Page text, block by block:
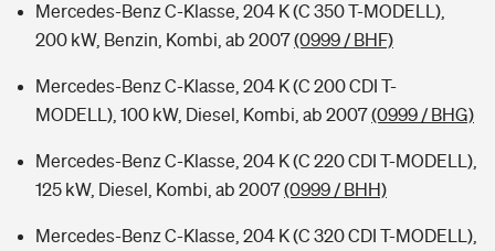
Mercedes-Benz C-Klasse, 204 K (C 350 T-MODELL),
200 kW, Benzin, Kombi, ab 2007(0999 / BHF)
Mercedes-Benz C-Klasse, 204 K (C 200 CDI T-
MODELL), 100 kW, Diesel, Kombi, ab 2007(0999 / BHG)
Mercedes-Benz C-Klasse, 204 K (C 220 CDI T-MODELL),
125 kW, Diesel, Kombi, ab 2007(0999 / BHH)
Mercedes-Benz C-Klasse, 204 K (C 320 CDI T-MODELL),